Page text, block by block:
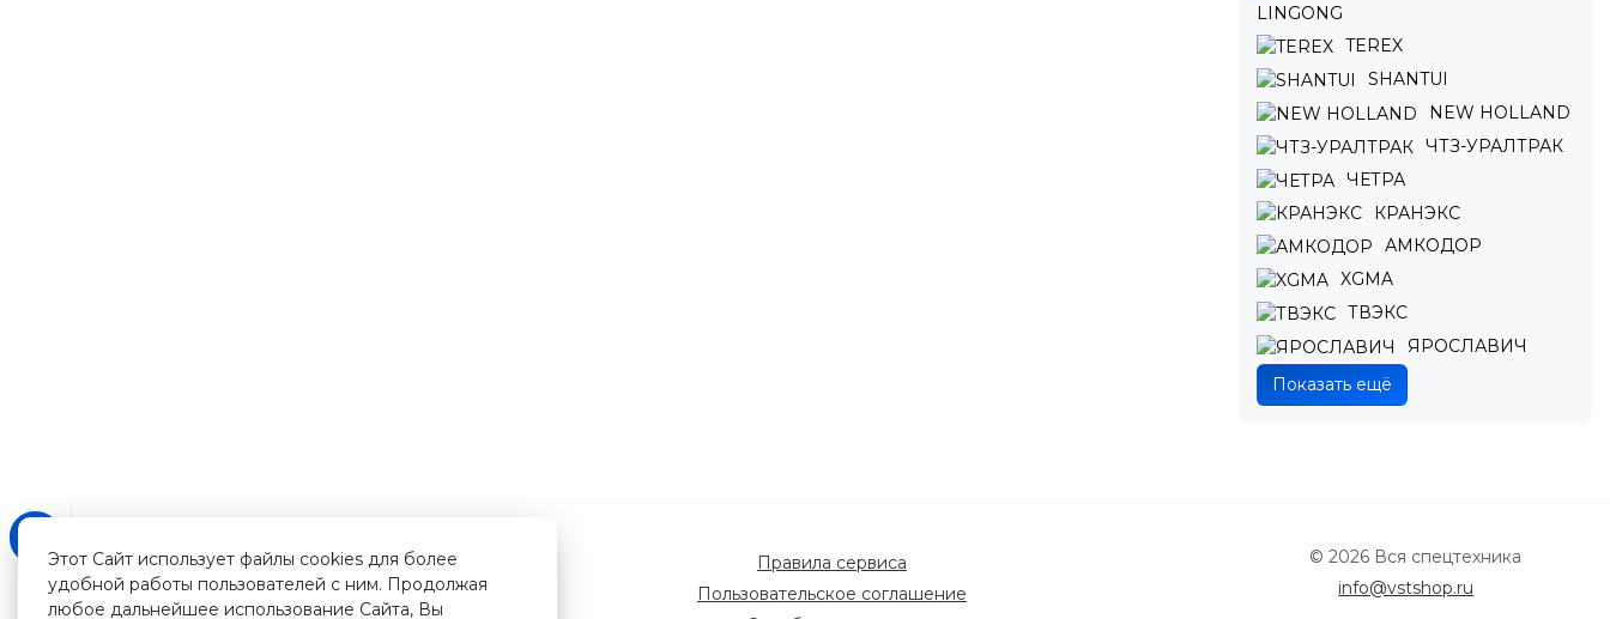
LINGONG
TEREX
SHANTUI
NEW HOLLAND
ЧТЗ-УРАЛТРАК
ЧЕТРА
КРАНЭКС
АМКОДОР
XGMA
ТВЭКС
ЯРОСЛАВИЧ
Показать ещё
Этот Сайт использует файлы cookies для более
удобной работы пользователей с ним. Продолжая
любое дальнейшее использование Сайта, Вы
Правила сервиса
Пользовательское соглашение
© 2026 Вся спецтехника
info@vstshop.ru